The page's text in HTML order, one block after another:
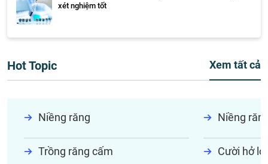
xét nghiệm tốt
Hot Topic Xem tất cả
Niềng răng Niềng
Trồng răng cấm Cười hở lợi